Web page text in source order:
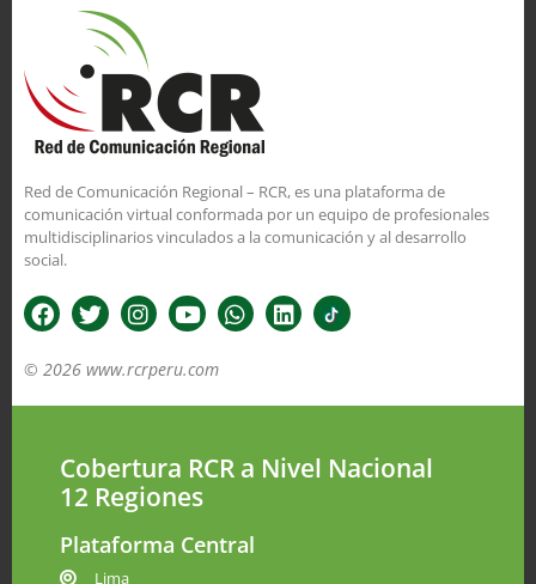
Red de Comunicación Regional – RCR, es una plataforma de
comunicación virtual conformada por un equipo de profesionales
multidisciplinarios vinculados a la comunicación y al desarrollo
social.
© 2026 www.rcrperu.com
Cobertura RCR a Nivel Nacional
12 Regiones
Plataforma Central
Lima